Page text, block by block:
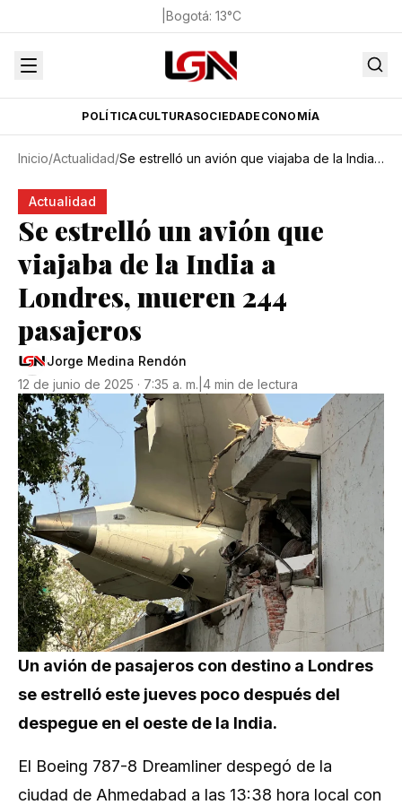
Bogotá: 13°C
POLÍTICACULTURASOCIEDADECONOMÍA
Inicio/Actualidad/ Se estrelló un avión que viajaba de la India a Londres, mueren 244 pasajeros
Actualidad
Se estrelló un avión que
viajaba de la India a
Londres, mueren 244
pasajeros
Jorge Medina Rendón
12 de junio de 2025 · 7:35 a. m. 4 min de lectura
Un avión de pasajeros con destino a Londres
se estrelló este jueves poco después del
despegue en el oeste de la India.
El Boeing 787-8 Dreamliner despegó de la
ciudad de Ahmedabad a las 13:38 hora local con